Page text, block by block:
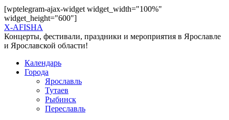
[wptelegram-ajax-widget widget_width="100%"
widget_height="600"]
X-AFISHA
Концерты, фестивали, праздники и мероприятия в Ярославле
и Ярославской области!
Календарь
Города
Ярославль
Тутаев
Рыбинск
Переславль